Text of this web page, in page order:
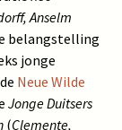
Anselm
belangstelling
jonge
Neue Wilde
Jonge Duitsers
(Clemente,